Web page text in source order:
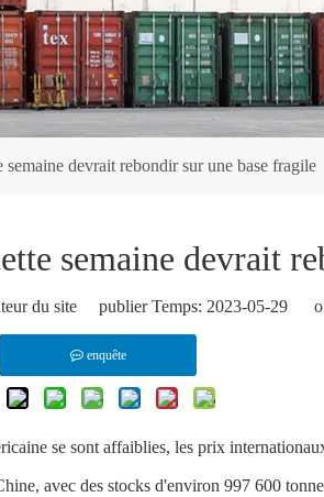
devrait rebondir sur une base fragile
semaine devrait
du site publier Temps: 2023-05-29
enquête
se sont affaiblies, les prix
avec des stocks d'environ 997 600